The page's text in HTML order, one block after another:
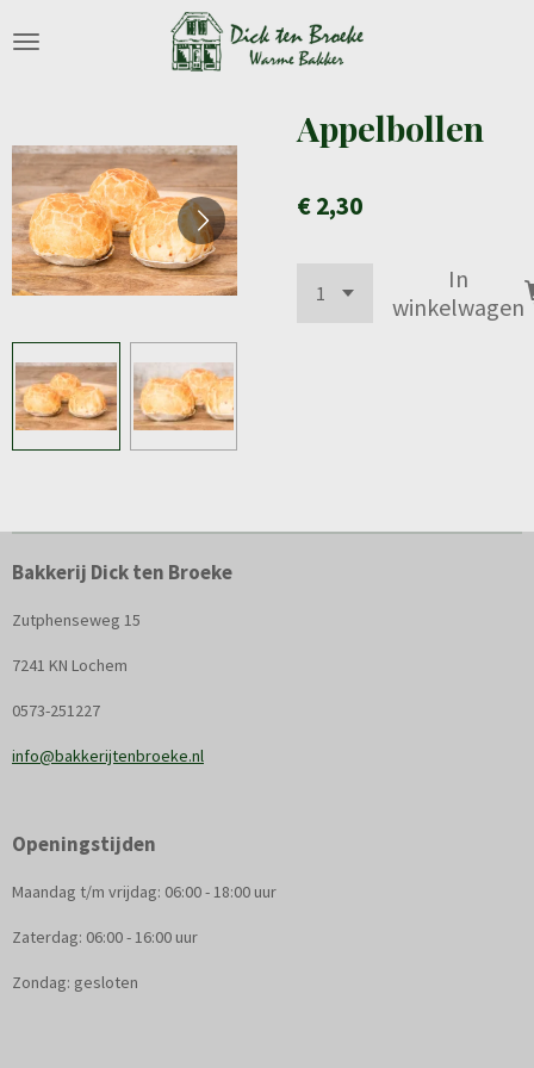
direct
Appelbollen
€ 2,30
In
winkelwagen
Bakkerij Dick ten Broeke
Zutphenseweg 15
7241 KN Lochem
0573-251227
info@bakkerijtenbroeke.nl
Openingstijden
Maandag t/m vrijdag: 06:00 - 18:00 uur
Zaterdag: 06:00 - 16:00 uur
Zondag: gesloten